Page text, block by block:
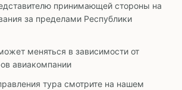
принимающей стороны на
за пределами Республики
меняться в зависимости от
авиакомпании
тура смотрите на нашем